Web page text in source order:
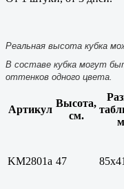
Реальная высота кубка
В составе кубка могут
оттенков одного цвета.
Артикул
Высота,
см.
KM2801a 47 85х41